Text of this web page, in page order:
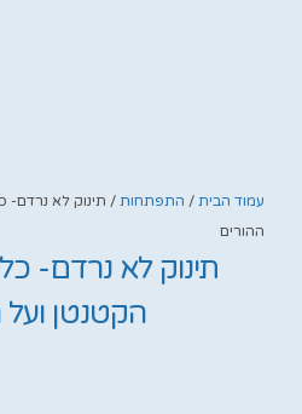
עמוד הבית/התפתחות/ תינוק לא נרדם-
ההורים
תינוק לא נרדם-
הקטנטן ועל